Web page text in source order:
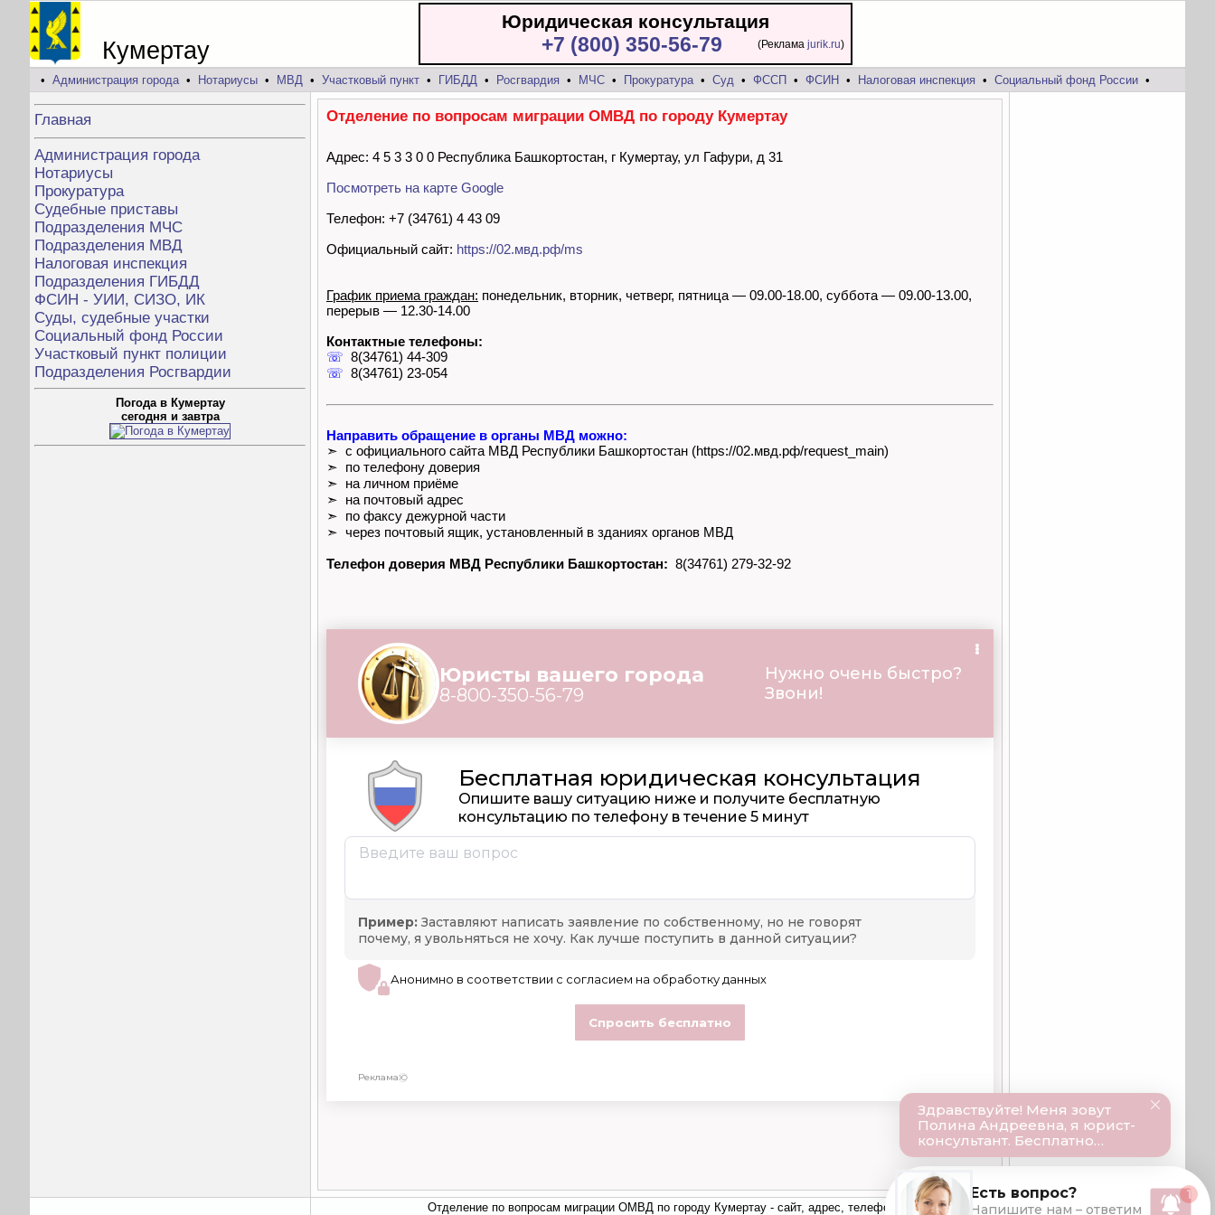
Кумертау
Юридическая консультация
+7 (800) 350-56-79 (Реклама jurik.ru)
• Администрация города• Нотариусы • МВД • Участковый пункт • ГИБДД • Росгвардия • МЧС • Прокуратура• Суд • ФССП • ФСИН • Налоговая инспекция • Социальный фонд России •
Главная
Администрация города
Нотариусы
Прокуратура
Судебные приставы
Подразделения МЧС
Подразделения МВД
Налоговая инспекция
Подразделения ГИБДД
ФСИН - УИИ, СИЗО, ИК
Суды, судебные участки
Социальный фонд России
Участковый пункт полиции
Подразделения Росгвардии
Погода в Кумертау
сегодня и завтра
Отделение по вопросам миграции ОМВД по городу Кумертау
Адрес: 4 5 3 3 0 0 Республика Башкортостан, г Кумертау, ул Гафури, д 31
Посмотреть на карте Google
Телефон: +7 (34761) 4 43 09
Официальный сайт: https://02.мвд.рф/ms
График приема граждан: понедельник, вторник, четверг, пятница — 09.00-18.00, суббота — 09.00-13.00,
перерыв — 12.30-14.00
Контактные телефоны:
☏ 8(34761) 44-309
☏ 8(34761) 23-054
Направить обращение в органы МВД можно:
➣ с официального сайта МВД Республики Башкортостан (https://02.мвд.рф/request_main)
➣ по телефону доверия
➣ на личном приёме
➣ на почтовый адрес
➣ по факсу дежурной части
➣ через почтовый ящик, установленный в зданиях органов МВД
Телефон доверия МВД Республики Башкортостан: 8(34761) 279-32-92
Отделение по вопросам миграции ОМВД по городу Кумертау - сайт, адрес, телефон